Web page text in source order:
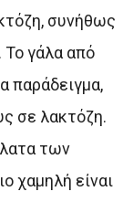
συνήθως
Το γάλα από
παράδειγμα,
σε λακτόζη.
των
χαμηλή είναι